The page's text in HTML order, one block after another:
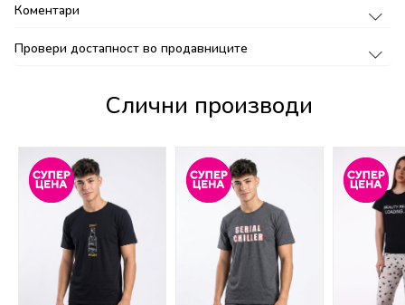
Коментари
Провери достапност во продавниците
Слични производи